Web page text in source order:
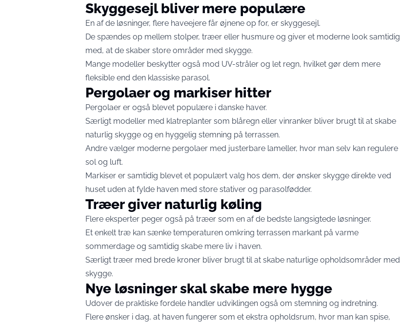
Skyggesejl bliver mere populære
En af de løsninger, flere haveejere får øjnene op for, er skyggesejl.
De spændes op mellem stolper, træer eller husmure og giver et moderne look samtidig
med, at de skaber store områder med skygge.
Mange modeller beskytter også mod UV-stråler og let regn, hvilket gør dem mere
fleksible end den klassiske parasol.
Pergolaer og markiser hitter
Pergolaer er også blevet populære i danske haver.
Særligt modeller med klatreplanter som blåregn eller vinranker bliver brugt til at skabe
naturlig skygge og en hyggelig stemning på terrassen.
Andre vælger moderne pergolaer med justerbare lameller, hvor man selv kan regulere
sol og luft.
Markiser er samtidig blevet et populært valg hos dem, der ønsker skygge direkte ved
huset uden at fylde haven med store stativer og parasolfødder.
Træer giver naturlig køling
Flere eksperter peger også på træer som en af de bedste langsigtede løsninger.
Et enkelt træ kan sænke temperaturen omkring terrassen markant på varme
sommerdage og samtidig skabe mere liv i haven.
Særligt træer med brede kroner bliver brugt til at skabe naturlige opholdsområder med
skygge.
Nye løsninger skal skabe mere hygge
Udover de praktiske fordele handler udviklingen også om stemning og indretning.
Flere ønsker i dag, at haven fungerer som et ekstra opholdsrum, hvor man kan spise,